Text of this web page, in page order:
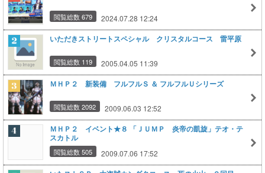
閲覧総数 679 2024.07.28 12:24
いただきストリートスペシャル クリスタルコース 雷平原
閲覧総数 119 2005.04.05 11:39
ＭＨＰ２ 新装備 フルフルＳ ＆ フルフルＵシリーズ
閲覧総数 2092 2009.06.03 12:52
ＭＨＰ２ イベント★８ 「ＪＵＭＰ 炎帝の凱旋」テオ・テ
スカトル
閲覧総数 505 2009.07.06 17:52